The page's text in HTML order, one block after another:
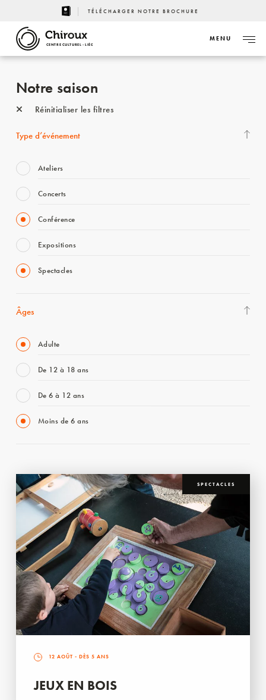
TÉLÉCHARGER NOTRE BROCHURE
CENTRE CULTUREL - LIÈGE
MENU
Notre saison
Réinitialiser les filtres
Type d’événement
Ateliers
Concerts
Conférence
Expositions
Spectacles
Âges
Adulte
De 12 à 18 ans
De 6 à 12 ans
Moins de 6 ans
SPECTACLES
12 AOÛT - DÈS 5 ANS
JEUX EN BOIS